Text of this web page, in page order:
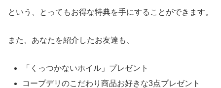
という、とってもお得な特典を手にすることができます。
また、あなたを紹介したお友達も、
「くっつかないホイル」プレゼント
コープデリのこだわり商品お好きな3点プレゼント